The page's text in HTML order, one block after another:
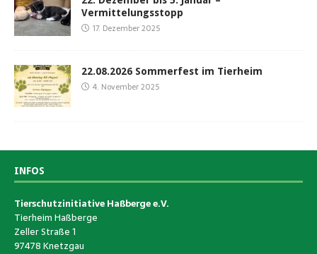
Vermittelungsstopp
17. Dezember 2025
22.08.2026 Sommerfest im Tierheim
4. November 2025
INFOS
Tierschutzinitiative Haßberge e.V.
Tierheim Haßberge
Zeller Straße 1
97478 Knetzgau